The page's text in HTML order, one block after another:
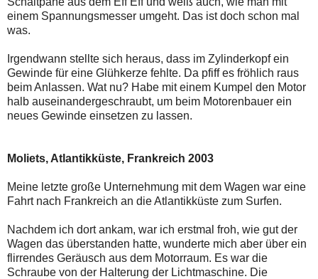
einem Spannungsmesser umgeht. Das ist doch schon mal
was.
Irgendwann stellte sich heraus, dass im Zylinderkopf ein
Gewinde für eine Glühkerze fehlte. Da pfiff es fröhlich raus
beim Anlassen. Wat nu? Habe mit einem Kumpel den Motor
halb auseinandergeschraubt, um beim Motorenbauer ein
neues Gewinde einsetzen zu lassen.
Moliets, Atlantikküste, Frankreich 2003
Meine letzte große Unternehmung mit dem Wagen war eine
Fahrt nach Frankreich an die Atlantikküste zum Surfen.
Nachdem ich dort ankam, war ich erstmal froh, wie gut der
Wagen das überstanden hatte, wunderte mich aber über ein
flirrendes Geräusch aus dem Motorraum. Es war die
Schraube von der Halterung der Lichtmaschine. Die